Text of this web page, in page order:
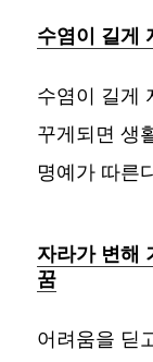
수염이 길게
수염이 길게
꾸게되면 생
명예가 따른
자라가 변해
꿈
어려움을 딛